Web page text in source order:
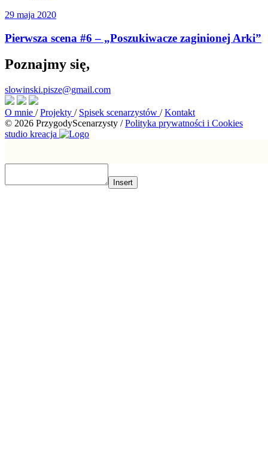
29 maja 2020
Pierwsza scena #6 – „Poszukiwacze zaginionej Arki”
Poznajmy się,
slowinski.pisze@gmail.com
O mnie / Projekty / Spisek scenarzystów / Kontakt
© 2026 PrzygodyScenarzysty / Polityka prywatności i Cookies
studio kreacja
Insert